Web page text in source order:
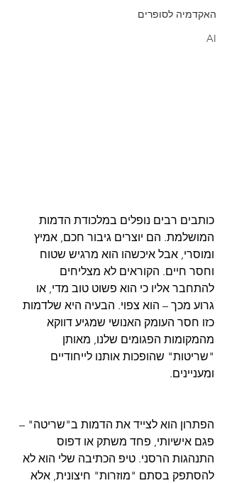
האקדמיה לסופרים
AI
כותבים רבים נופלים במלכודת הדמות
המושלמת. הם יוצרים גיבור חכם, אמיץ
ומוסרי, אבל איכשהו הוא מרגיש שטוח
וחסר חיים. הקוראים לא מצליחים
להתחבר אליו כי הוא פשוט טוב מדי, או
גרוע מכך – הוא צפוי. הבעיה היא שלדמות
כזו חסר העומק האנושי שמגיע דווקא
מהמקומות הפגומים שלנו, מאותן
"שריטות" שהופכות אותנו לייחודיים
הפתרון הוא לצייד את הדמות ב"שריטה" –
פגם אישיותי, פחד משתק או דפוס
התנהגות הרסני. טיפ הכתיבה שלי הוא לא
להסתפק בסתם "מוזרות" חיצונית, אלא